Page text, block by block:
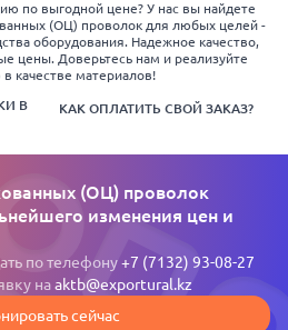
по выгодной цене? У нас вы найдете
(ОЦ) проволок для любых целей -
оборудования. Надежное качество,
цены. Доверьтесь нам и реализуйте
качестве материалов!
В
КАК ОПЛАТИТЬ СВОЙ ЗАКАЗ?
(ОЦ) проволок
изменения цен и
по телефону+7 (7132) 93-08-27
наaktb@exportural.kz
сейчас